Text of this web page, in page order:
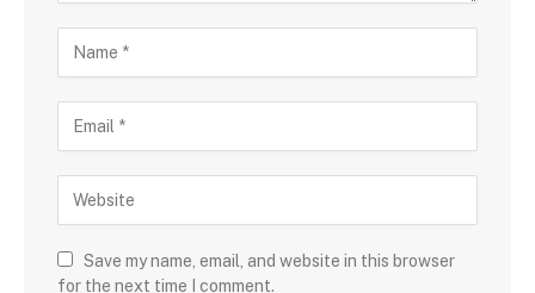
Save my name, email, and website in this browser
for the next time I comment.